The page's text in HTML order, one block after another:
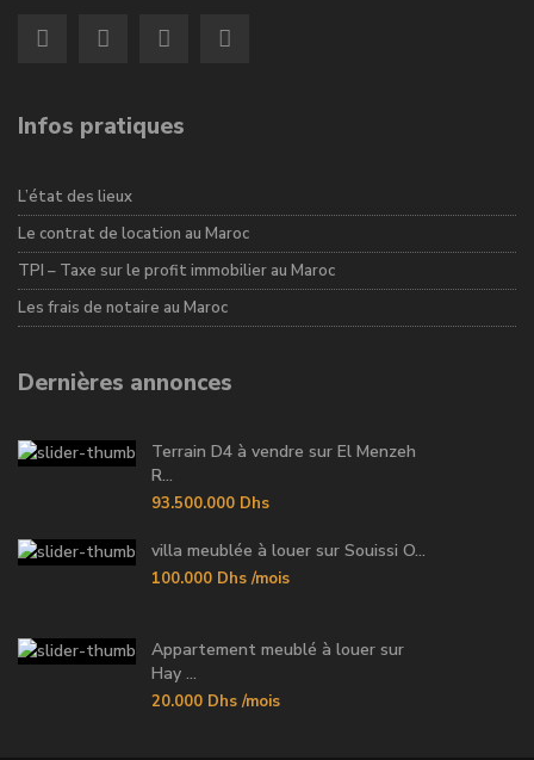
Infos pratiques
L’état des lieux
Le contrat de location au Maroc
TPI – Taxe sur le profit immobilier au Maroc
Les frais de notaire au Maroc
Dernières annonces
Terrain D4 à vendre sur El Menzeh
R...
93.500.000 Dhs
villa meublée à louer sur Souissi O...
100.000 Dhs /mois
Appartement meublé à louer sur
Hay ...
20.000 Dhs /mois